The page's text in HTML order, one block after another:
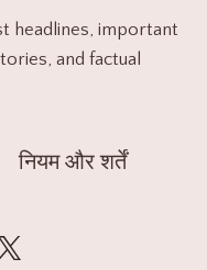
headlines, important
and factual
नियम और शर्तें